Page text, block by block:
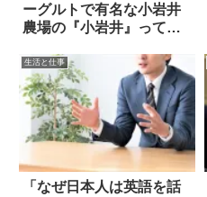
ーグルトで有名な小岩井
農場の『小岩井』って、
生活と仕事
「なぜ日本人は英語を話